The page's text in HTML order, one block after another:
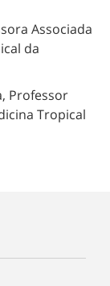
Associada
da
Professor
Tropical